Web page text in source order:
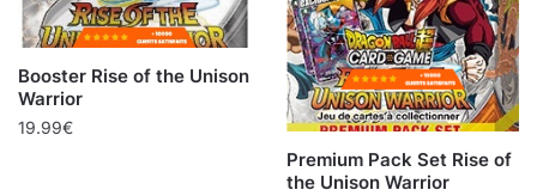
Booster Rise of the Unison
Warrior
19.99€
Premium Pack Set Rise of
the Unison Warrior